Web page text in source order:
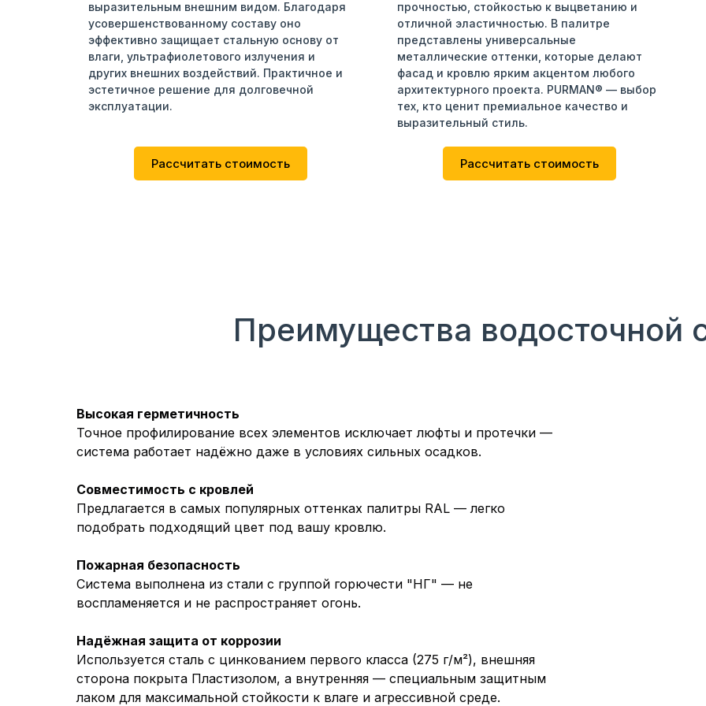
выразительным внешним видом. Благодаря
усовершенствованному составу оно
эффективно защищает стальную основу от
влаги, ультрафиолетового излучения и
других внешних воздействий. Практичное и
эстетичное решение для долговечной
эксплуатации.
Рассчитать стоимость
прочностью, стойкостью к выцветанию и
отличной эластичностью. В палитре
представлены универсальные
металлические оттенки, которые делают
фасад и кровлю ярким акцентом любого
архитектурного проекта. PURMAN® — выбор
тех, кто ценит премиальное качество и
выразительный стиль.
Рассчитать стоимость
Высокая герметичность
Точное профилирование всех элементов исключает люфты и протечки —
система работает надёжно даже в условиях сильных осадков.
Совместимость с кровлей
Предлагается в самых популярных оттенках палитры RAL — легко
подобрать подходящий цвет под вашу кровлю.
Пожарная безопасность
Система выполнена из стали с группой горючести "НГ" — не
воспламеняется и не распространяет огонь.
Надёжная защита от коррозии
Используется сталь с цинкованием первого класса (275 г/м²), внешняя
сторона покрыта Пластизолом, а внутренняя — специальным защитным
лаком для максимальной стойкости к влаге и агрессивной среде.
Преимущества водосточной